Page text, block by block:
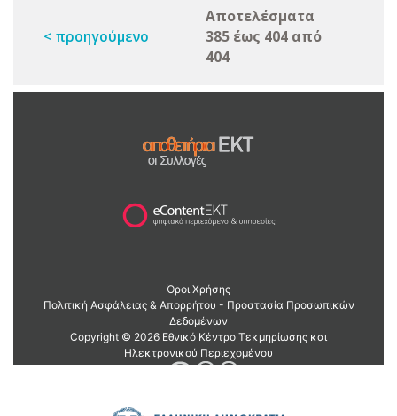
< προηγούμενο
Αποτελέσματα
385 έως 404 από
404